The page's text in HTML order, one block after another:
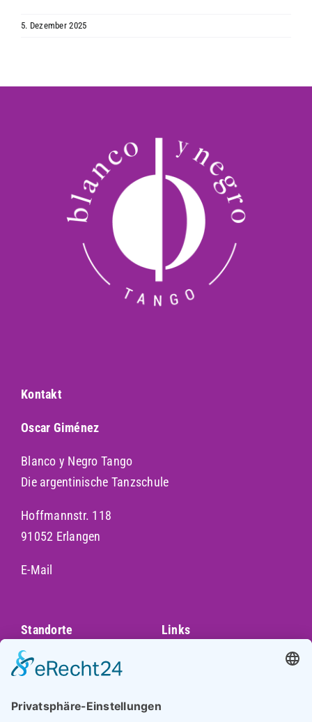
5. Dezember 2025
Kontakt
Oscar Giménez
Blanco y Negro Tango
Die argentinische Tanzschule
Hoffmannstr. 118
91052 Erlangen
E-Mail
Standorte
Augsburg
Darmstadt
Links